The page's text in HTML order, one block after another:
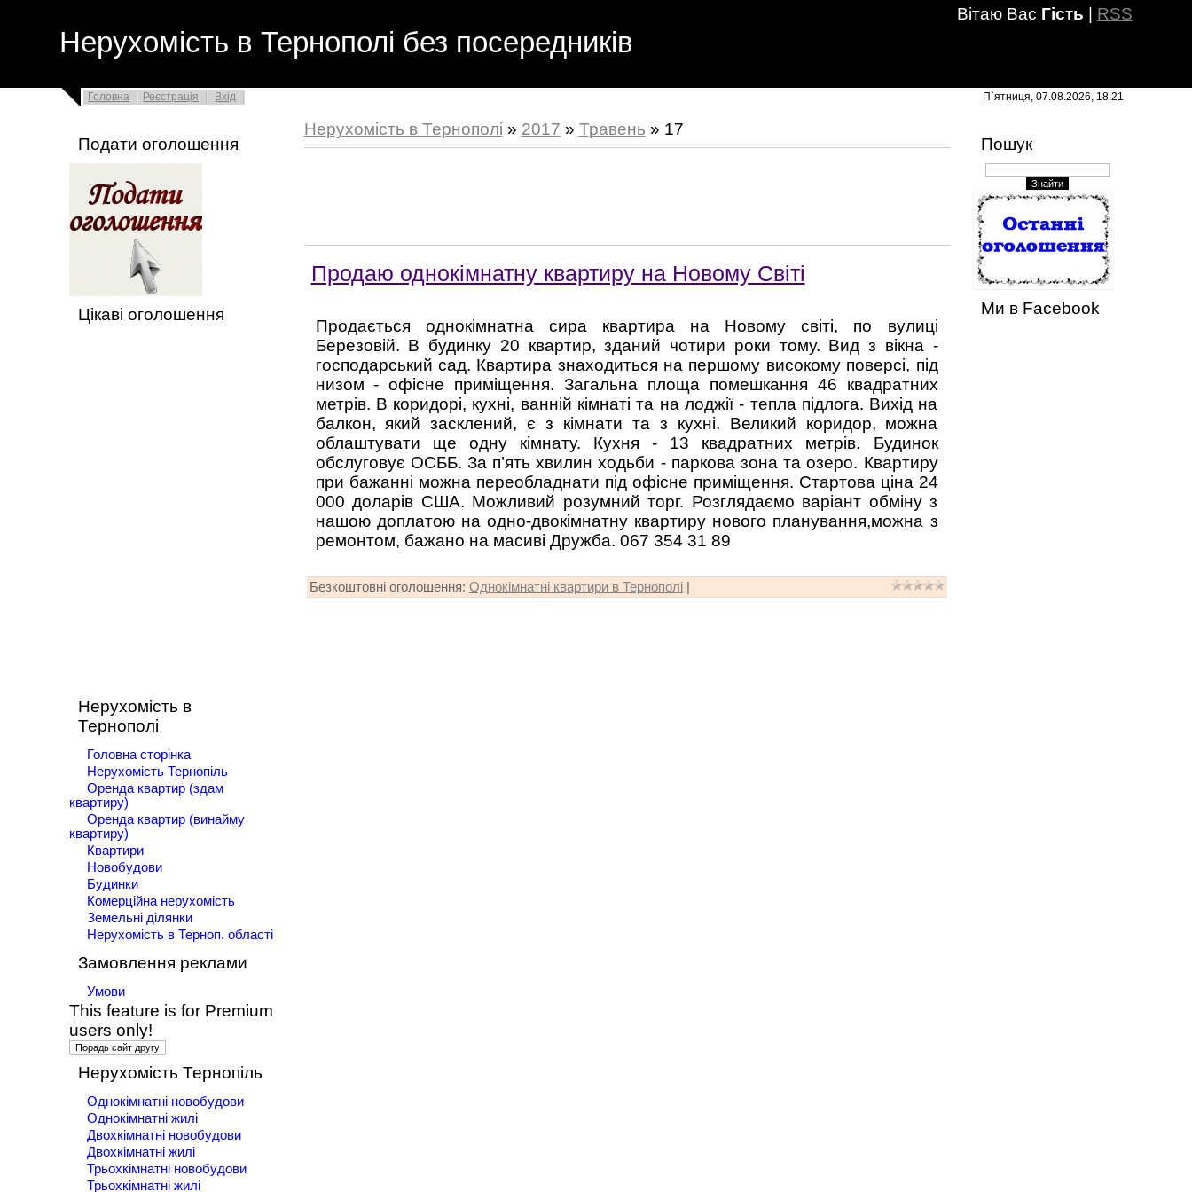
Вітаю Вас Гість RSS
Нерухомість в Тернополі без посередників
Головна Реєстрація Вхід П`ятниця, 07.08.2026, 18:21
Подати оголошення
Цікаві оголошення
Нерухомість в
Тернополі
Головна сторінка
Нерухомість Тернопіль
Оренда квартир (здам
квартиру)
Оренда квартир (винайму
квартиру)
Квартири
Новобудови
Будинки
Комерційна нерухомість
Земельні ділянки
Нерухомість в Терноп. області
Замовлення реклами
Умови
This feature is for Premium
users only!
Нерухомість Тернопіль
Однокімнатні новобудови
Однокімнатні жилі
Двохкімнатні новобудови
Двохкімнатні жилі
Трьохкімнатні новобудови
Трьохкімнатні жилі
Нерухомість в Тернополі » 2017 » Травень » 17
Продаю однокімнатну квартиру на Новому Світі
Продається однокімнатна сира квартира на Новому світі, по вулиці
Березовій. В будинку 20 квартир, зданий чотири роки тому. Вид з вікна -
господарський сад. Квартира знаходиться на першому високому поверсі, під
низом - офісне приміщення. Загальна площа помешкання 46 квадратних
метрів. В коридорі, кухні, ванній кімнаті та на лоджії - тепла підлога. Вихід на
балкон, який засклений, є з кімнати та з кухні. Великий коридор, можна
облаштувати ще одну кімнату. Кухня - 13 квадратних метрів. Будинок
обслуговує ОСББ. За п’ять хвилин ходьби - паркова зона та озеро. Квартиру
при бажанні можна переобладнати під офісне приміщення. Стартова ціна 24
000 доларів США. Можливий розумний торг. Розглядаємо варіант обміну з
нашою доплатою на одно-двокімнатну квартиру нового планування,можна з
ремонтом, бажано на масиві Дружба. 067 354 31 89
Безкоштовні оголошення: Однокімнатні квартири в Тернополі|
Пошук
Ми в Facebook